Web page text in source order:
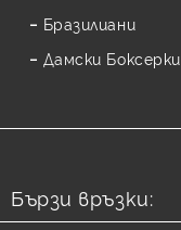
Бразилиани
Дамски Боксерки
Бързи връзки: